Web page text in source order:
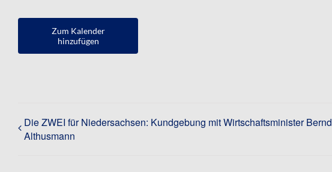
Zum Kalender
hinzufügen
Die ZWEI für Niedersachsen: Kundgebung mit Wirtschaftsminister Bernd
Althusmann